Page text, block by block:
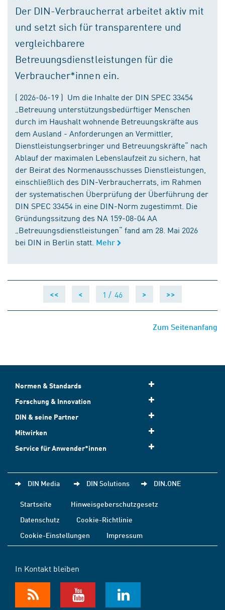
Der DIN-Verbraucherrat arbeitet aktiv mit
und setzt sich für transparentere und
vergleichbarere
Betreuungsdienstleistungen für die
Verbraucher*innen ein.
( 2026-06-19 ) Um die Inhalte der DIN SPEC 33454
„Betreuung unterstützungsbedürftiger Menschen
durch im Haushalt wohnende Betreuungskräfte aus
dem Ausland - Anforderungen an Vermittler,
Dienstleistungserbringer und Betreuungskräfte“ nach
Ablauf der maximalen Lebenslaufzeit zu sichern, hat
der Beirat des Normenausschusses Dienstleistungen,
einschließlich des DIN-Verbraucherrats, im Rahmen
der systematischen Überprüfung der Überführung der
DIN SPEC 33454 in eine DIN-Norm zugestimmt. Die
Gründungssitzung des NA 159-08-04 AA
„Betreuungsdienstleistungen“ fand am 28. Mai 2026
bei DIN in Berlin statt. Mehr
<< < 1 / 46 > >>
Zum Seitenanfang
Normen & Standards
Forschung & Innovation
DIN & seine Partner
Mitwirken
Service für Anwender*innen
DIN Media DIN Solutions DIN.ONE
Startseite
Hinweisgeberschutzgesetz
Datenschutz
Cookie-Richtlinie
Cookie-Einstellungen
Impressum
In Kontakt bleiben